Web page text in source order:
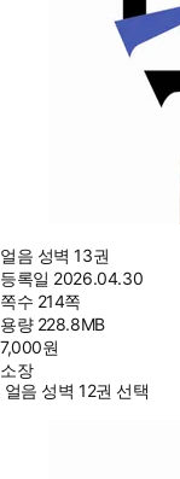
얼음 성벽 13권
등록일 2026.04.30
쪽수 214쪽
용량 228.8MB
7,000원
소장
얼음 성벽 12권 선택